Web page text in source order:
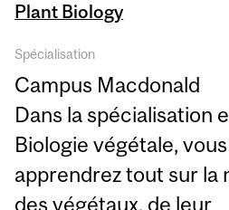
Plant Biology
Spécialisation
Campus Macdonald
Dans la spécialisation
Biologie végétale, vous
apprendrez tout sur la
des végétaux, de leur